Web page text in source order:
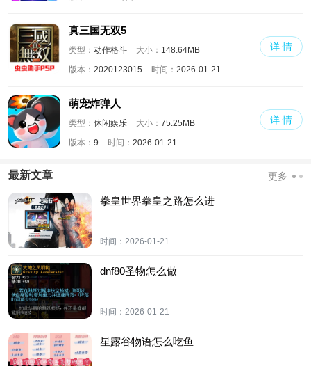
真三国无双5
类型： 动作格斗 大小： 148.64MB
版本： 2020123015 时间： 2026-01-21
详 情
萌宠炸弹人
类型： 休闲娱乐 大小： 75.25MB
版本： 9 时间： 2026-01-21
详 情
最新文章 更多
拳皇世界拳皇之路怎么进
时间： 2026-01-21
dnf80圣物怎么做
时间： 2026-01-21
星露谷物语怎么吃鱼